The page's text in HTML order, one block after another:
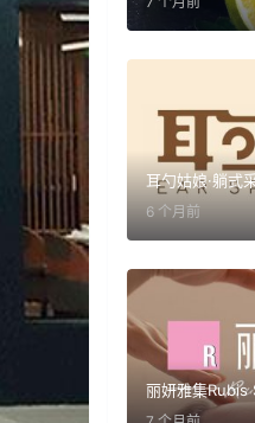
耳勺姑娘·躺式
6 个月前
丽妍雅集Rubis